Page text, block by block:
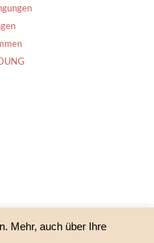
Mehr, auch über Ihre